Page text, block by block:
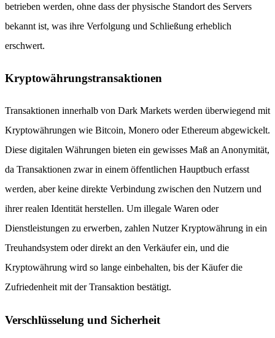
betrieben werden, ohne dass der physische Standort des Servers
bekannt ist, was ihre Verfolgung und Schließung erheblich
erschwert.
Kryptowährungstransaktionen
Transaktionen innerhalb von Dark Markets werden überwiegend mit
Kryptowährungen wie Bitcoin, Monero oder Ethereum abgewickelt.
Diese digitalen Währungen bieten ein gewisses Maß an Anonymität,
da Transaktionen zwar in einem öffentlichen Hauptbuch erfasst
werden, aber keine direkte Verbindung zwischen den Nutzern und
ihrer realen Identität herstellen. Um illegale Waren oder
Dienstleistungen zu erwerben, zahlen Nutzer Kryptowährung in ein
Treuhandsystem oder direkt an den Verkäufer ein, und die
Kryptowährung wird so lange einbehalten, bis der Käufer die
Zufriedenheit mit der Transaktion bestätigt.
Verschlüsselung und Sicherheit